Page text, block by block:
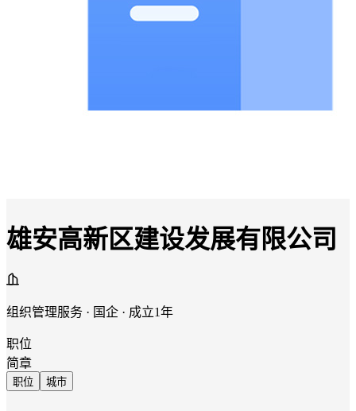
雄安高新区建设发展有限公司
组织管理服务 · 国企 · 成立1年
职位
简章
职位 城市